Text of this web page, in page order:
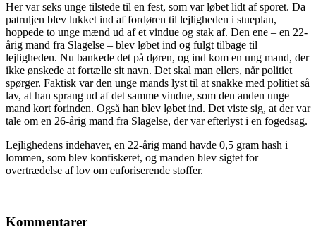
Her var seks unge tilstede til en fest, som var løbet lidt af sporet. Da
patruljen blev lukket ind af fordøren til lejligheden i stueplan,
hoppede to unge mænd ud af et vindue og stak af. Den ene – en 22-
årig mand fra Slagelse – blev løbet ind og fulgt tilbage til
lejligheden. Nu bankede det på døren, og ind kom en ung mand, der
ikke ønskede at fortælle sit navn. Det skal man ellers, når politiet
spørger. Faktisk var den unge mands lyst til at snakke med politiet så
lav, at han sprang ud af det samme vindue, som den anden unge
mand kort forinden. Også han blev løbet ind. Det viste sig, at der var
tale om en 26-årig mand fra Slagelse, der var efterlyst i en fogedsag.
Lejlighedens indehaver, en 22-årig mand havde 0,5 gram hash i
lommen, som blev konfiskeret, og manden blev sigtet for
overtrædelse af lov om euforiserende stoffer.
Kommentarer